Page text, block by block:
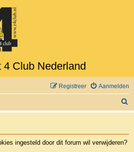
4 Club Nederland
Aanmelden
Registreer
o
ingesteld door dit forum wil verwijderen?